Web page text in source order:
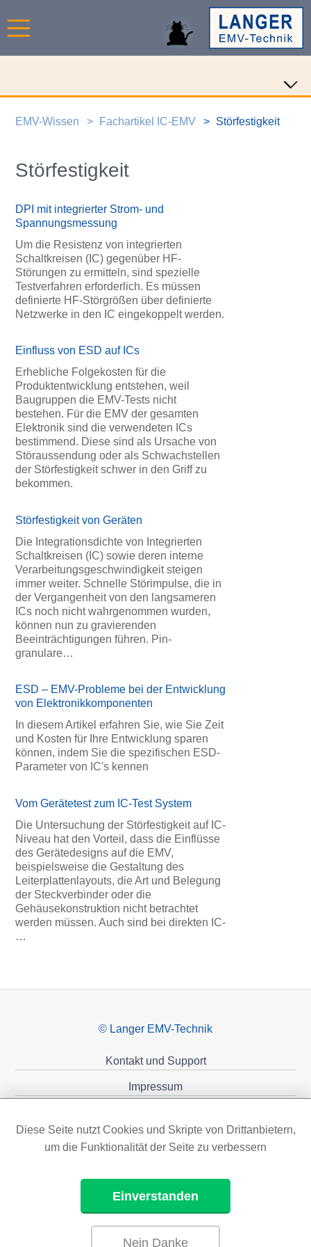
EMV-Wissen Fachartikel IC-EMV Störfestigkeit
Störfestigkeit
DPI mit integrierter Strom- und
Spannungsmessung
Um die Resistenz von integrierten
Schaltkreisen (IC) gegenüber HF-
Störungen zu ermitteln, sind spezielle
Testverfahren erforderlich. Es müssen
definierte HF-Störgrößen über definierte
Netzwerke in den IC eingekoppelt werden.
Einfluss von ESD auf ICs
Erhebliche Folgekosten für die
Produktentwicklung entstehen, weil
Baugruppen die EMV-Tests nicht
bestehen. Für die EMV der gesamten
Elektronik sind die verwendeten ICs
bestimmend. Diese sind als Ursache von
Störaussendung oder als Schwachstellen
der Störfestigkeit schwer in den Griff zu
bekommen.
Störfestigkeit von Geräten
Die Integrationsdichte von Integrierten
Schaltkreisen (IC) sowie deren interne
Verarbeitungsgeschwindigkeit steigen
immer weiter. Schnelle Störimpulse, die in
der Vergangenheit von den langsameren
ICs noch nicht wahrgenommen wurden,
können nun zu gravierenden
Beeinträchtigungen führen. Pin-
granulare…
ESD – EMV-Probleme bei der Entwicklung
von Elektronikkomponenten
In diesem Artikel erfahren Sie, wie Sie Zeit
und Kosten für Ihre Entwicklung sparen
können, indem Sie die spezifischen ESD-
Parameter von IC's kennen
Vom Gerätetest zum IC-Test System
Die Untersuchung der Störfestigkeit auf IC-
Niveau hat den Vorteil, dass die Einflüsse
des Gerätedesigns auf die EMV,
beispielsweise die Gestaltung des
Leiterplattenlayouts, die Art und Belegung
der Steckverbinder oder die
Gehäusekonstruktion nicht betrachtet
werden müssen. Auch sind bei direkten IC-
…
© Langer EMV-Technik
Kontakt und Support
Impressum
Diese Seite nutzt Cookies und Skripte von Drittanbietern,
um die Funktionalität der Seite zu verbessern
Einverstanden
Nein Danke